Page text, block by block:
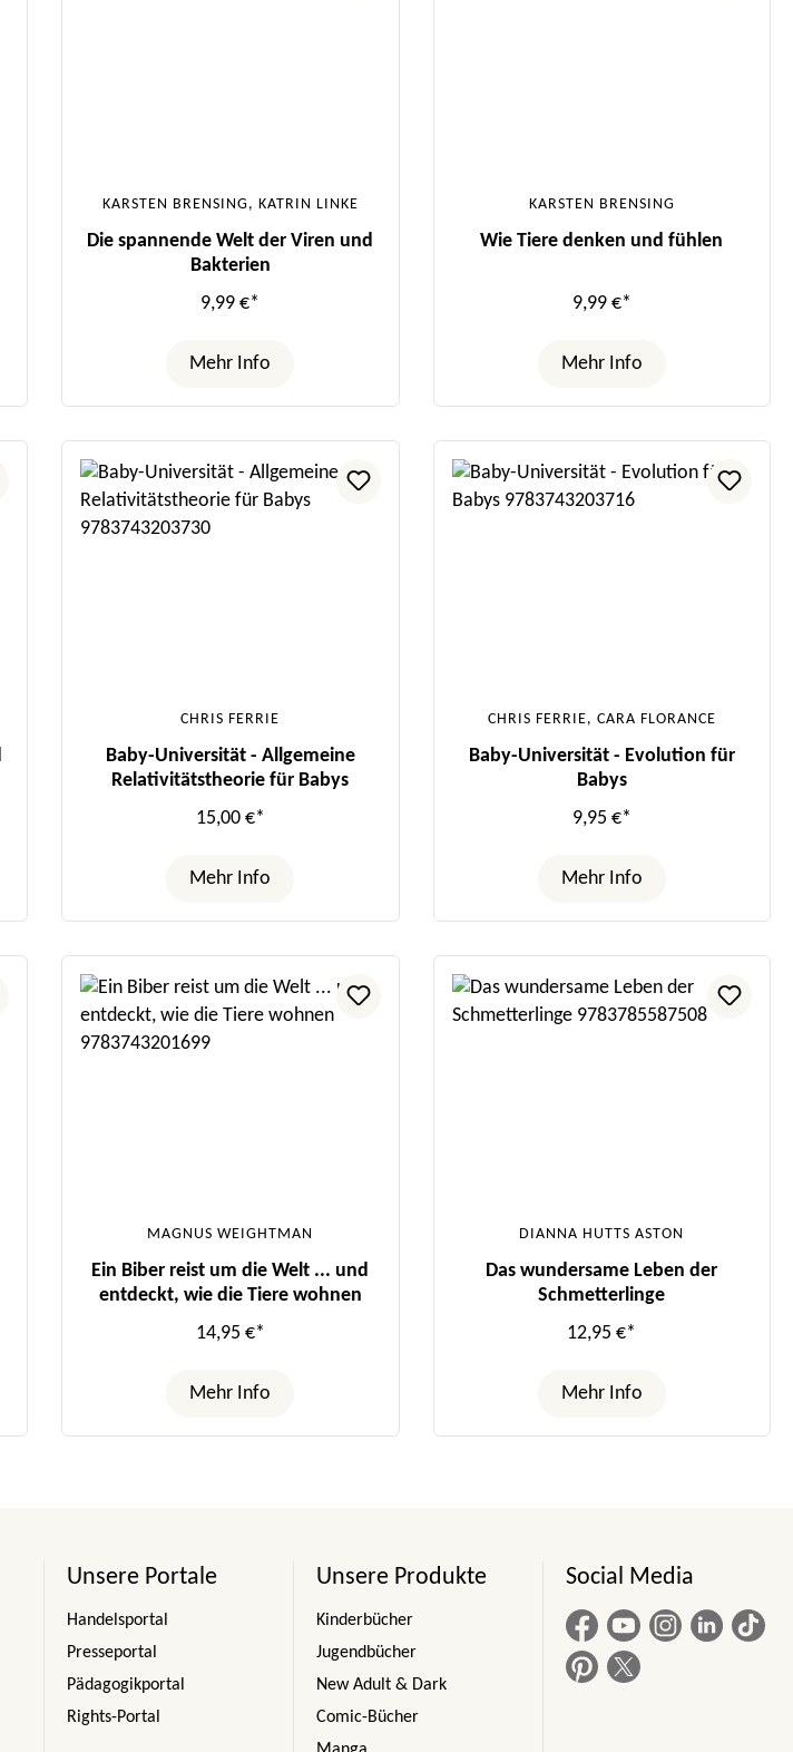
KARSTEN BRENSING, KATRIN LINKE
Die spannende Welt der Viren und
Bakterien
9,99 €*
Mehr Info
KARSTEN BRENSING
Wie Tiere denken und fühlen
9,99 €*
Mehr Info
CHRIS FERRIE
Baby-Universität - Allgemeine
Relativitätstheorie für Babys
15,00 €*
Mehr Info
CHRIS FERRIE, CARA FLORANCE
Baby-Universität - Evolution für
Babys
9,95 €*
Mehr Info
MAGNUS WEIGHTMAN
Ein Biber reist um die Welt ... und
entdeckt, wie die Tiere wohnen
14,95 €*
Mehr Info
DIANNA HUTTS ASTON
Das wundersame Leben der
Schmetterlinge
12,95 €*
Mehr Info
Unsere Portale
Handelsportal
Presseportal
Pädagogikportal
Rights-Portal
Unsere Produkte
Kinderbücher
Jugendbücher
New Adult & Dark
Comic-Bücher
Social Media